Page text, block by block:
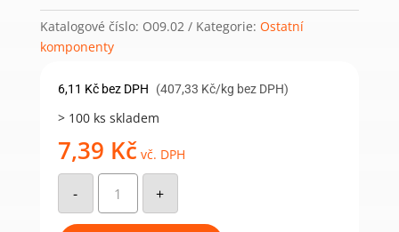
Katalogové číslo: O09.02 Kategorie: Ostatní
komponenty
6,11 Kč bez DPH (407,33 Kč/kg bez DPH)
> 100 ks skladem
7,39 Kč vč. DPH
-
Lepidlo
15g
(mrazuvzdorné)
množství
+